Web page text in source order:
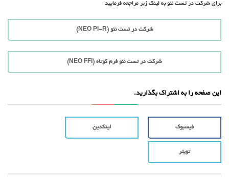
برای شرکت در تست نئو به لینک زیر مراجعه فرمایید
شرکت در تست نئو (NEO PI-R)
شرکت در تست نئو فرم کوتاه (NEO FFI)
این صفحه را به اشتراک بگذارید.
فیسبوک لینکدین
تویتر